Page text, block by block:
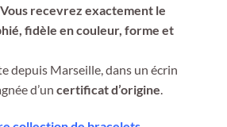
recevrez exactement le
fidèle en couleur, forme et
depuis Marseille, dans un écrin
d’un certificat d’origine.